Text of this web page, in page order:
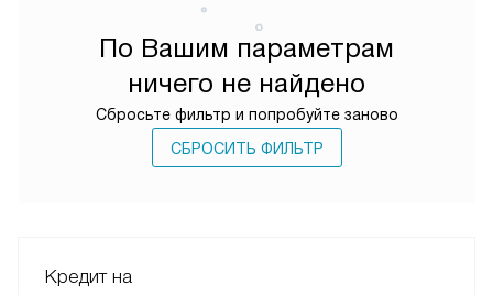
По Вашим параметрам
ничего не найдено
Сбросьте фильтр и попробуйте заново
СБРОСИТЬ ФИЛЬТР
Кредит на